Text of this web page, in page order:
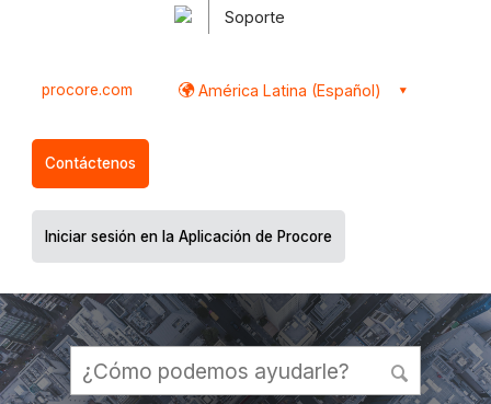
Soporte
procore.com América Latina (Español)
Contáctenos
Iniciar sesión en la Aplicación de Procore